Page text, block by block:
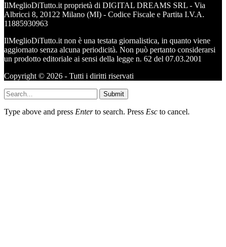
IlMeglioDiTutto.it proprietà di DIGITAL DREAMS SRL - Via
Albricci 8, 20122 Milano (MI) - Codice Fiscale e Partita I.V.A.
11885930963
IlMeglioDiTutto.it non è una testata giornalistica, in quanto viene
aggiornato senza alcuna periodicità. Non può pertanto considerarsi
un prodotto editoriale ai sensi della legge n. 62 del 07.03.2001
Copyright © 2026 - Tutti i diritti riservati
Submit
Type above and press Enterto search. Press Esc to cancel.